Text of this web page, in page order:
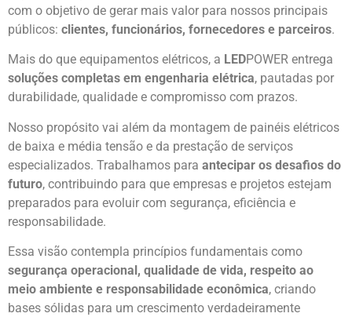
com o objetivo de gerar mais valor para nossos principais
públicos: clientes, funcionários, fornecedores e parceiros.
Mais do que equipamentos elétricos, a LEDPOWER entrega
soluções completas em engenharia elétrica, pautadas por
durabilidade, qualidade e compromisso com prazos.
Nosso propósito vai além da montagem de painéis elétricos
de baixa e média tensão e da prestação de serviços
especializados. Trabalhamos para antecipar os desafios do
futuro, contribuindo para que empresas e projetos estejam
preparados para evoluir com segurança, eficiência e
responsabilidade.
Essa visão contempla princípios fundamentais como
segurança operacional, qualidade de vida, respeito ao
meio ambiente e responsabilidade econômica, criando
bases sólidas para um crescimento verdadeiramente